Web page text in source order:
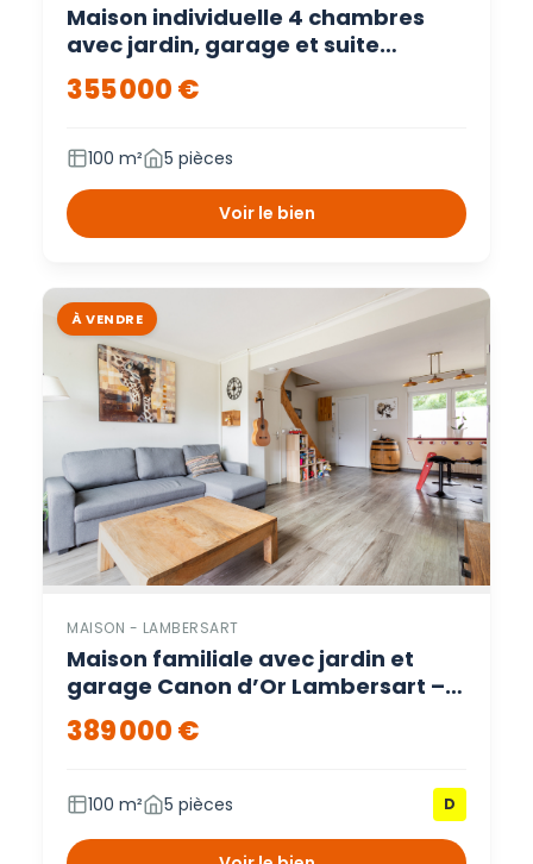
Maison individuelle 4 chambres
avec jardin, garage et suite
parentale Sequedin – Sequedin
355 000 €
100 m² 5 pièces
Voir le bien
À VENDRE
MAISON - LAMBERSART
Maison familiale avec jardin et
garage Canon d’Or Lambersart –
Lambersart
389 000 €
100 m² 5 pièces D